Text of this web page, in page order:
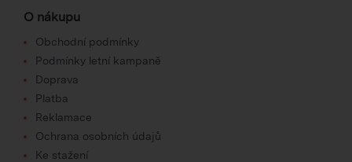
O nákupu
Obchodní podmínky
Podmínky letní kampaně
Doprava
Platba
Reklamace
Ochrana osobních údajů
Ke stažení